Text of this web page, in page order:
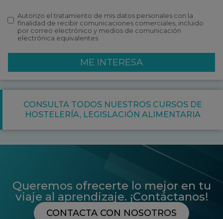
Autorizo el tratamiento de mis datos personales con la
finalidad de recibir comunicaciones comerciales, incluido
por correo electrónico y medios de comunicación
electrónica equivalentes.
ME INTERESA
CONSULTA TODOS NUESTROS CURSOS DE
HOSTELERÍA, LEGISLACIÓN ALIMENTARIA
Queremos ofrecerte lo mejor en tu
viaje al aprendizaje. ¡Contáctanos!
CONTACTA CON NOSOTROS